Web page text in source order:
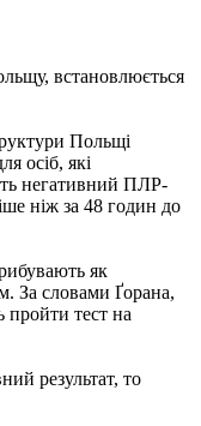
встановлюється
Польщі
осіб, які
негативний ПЛР-
ніж за 48 годин до
як
За словами Ґорана,
тест на
результат, то